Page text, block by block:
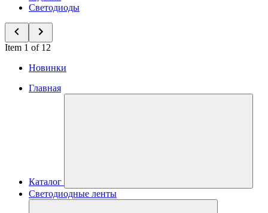
Светодиоды
Item 1 of 12
Новинки
Главная
Каталог
Светодиодные ленты